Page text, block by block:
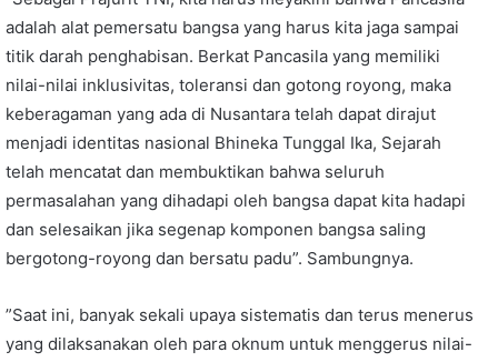
adalah alat pemersatu bangsa yang harus kita jaga sampai
titik darah penghabisan. Berkat Pancasila yang memiliki
nilai-nilai inklusivitas, toleransi dan gotong royong, maka
keberagaman yang ada di Nusantara telah dapat dirajut
menjadi identitas nasional Bhineka Tunggal Ika, Sejarah
telah mencatat dan membuktikan bahwa seluruh
permasalahan yang dihadapi oleh bangsa dapat kita hadapi
dan selesaikan jika segenap komponen bangsa saling
bergotong-royong dan bersatu padu”. Sambungnya.
”Saat ini, banyak sekali upaya sistematis dan terus menerus
yang dilaksanakan oleh para oknum untuk menggerus nilai-